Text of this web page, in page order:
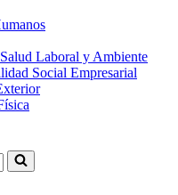
Laboral y Ambiente
Social Empresarial